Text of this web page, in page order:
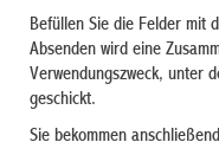
Befüllen Sie die Felder mit
Absenden wird eine
Verwendungszweck, unter
geschickt.
Sie bekommen